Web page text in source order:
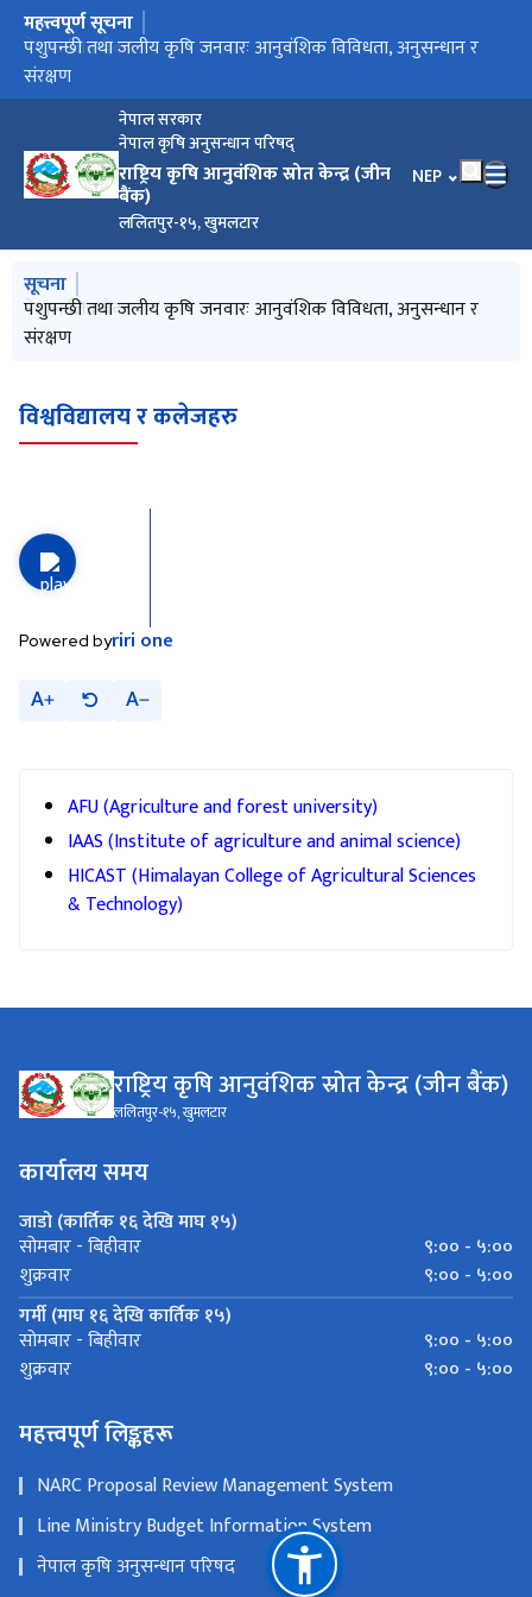
नेपाल सरकार
नेपाल कृषि अनुसन्धान परिषद्
राष्ट्रिय कृषि आनुवंशिक स्रोत केन्द्र (जीन
बैंक)
ललितपुर-१५, खुमलटार
भाषा चयन गर्नुहोस्
NEP
मुख्य नेभिगेसनमा जानुहोस्
महत्त्वपूर्ण सूचना
नेपाल जिन बैंक
पशुपन्छी तथा जलीय कृषि जनवारः आनुवंशिक विविधता, अनुसन्धान र
संरक्षण
मुख्य नेभिगेसनमा जानुहोस्
सूचना
नेपाल जिन बैंक
पशुपन्छी तथा जलीय कृषि जनवारः आनुवंशिक विविधता, अनुसन्धान र
संरक्षण
कृषि जैविक विविधता कृषकको धन, गरौ यसको सुधार-संरक्षण लगाएर
मन !
International Year of Millets 2023
राष्ट्रिय कृषि जैविक विविधता बर्ष २०७९
विश्वविद्यालय र कलेजहरु
Powered byriri one
A A
AFU (Agriculture and forest university)
IAAS (Institute of agriculture and animal science)
HICAST (Himalayan College of Agricultural Sciences
& Technology)
राष्ट्रिय कृषि आनुवंशिक स्रोत केन्द्र (जीन बैंक)
ललितपुर-१५, खुमलटार
कार्यालय समय
जाडो (कार्तिक १६ देखि माघ १५)
सोमबार - बिहीवार
९:०० - ५:००
शुक्रवार
९:०० - ५:००
गर्मी (माघ १६ देखि कार्तिक १५)
सोमबार - बिहीवार
९:०० - ५:००
शुक्रवार
९:०० - ५:००
महत्त्वपूर्ण लिङ्कहरू
NARC Proposal Review Management System
Line Ministry Budget Information System
नेपाल कृषि अनुसन्धान परिषद